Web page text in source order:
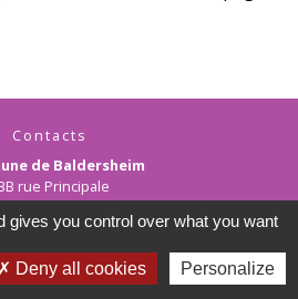
Contacts
de Baldersheim
rue Principale
3 89 45 12 90
par formulaire
gives you control over what you want
Deny all cookies Personalize